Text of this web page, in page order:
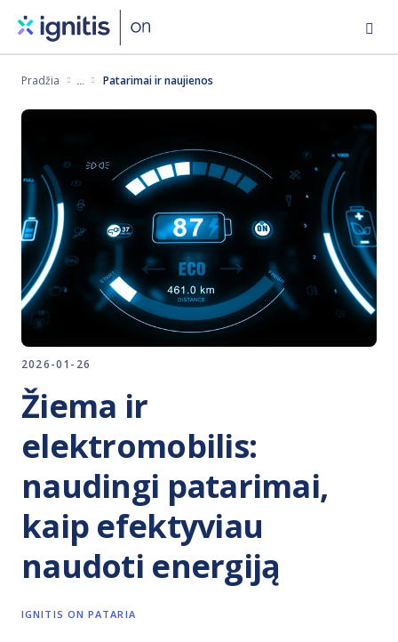
turinįPradžia Patarimai ir naujienos
2026-01-26
Žiema ir
elektromobilis:
naudingi patarimai,
kaip efektyviau
naudoti energiją
IGNITIS ON PATARIA